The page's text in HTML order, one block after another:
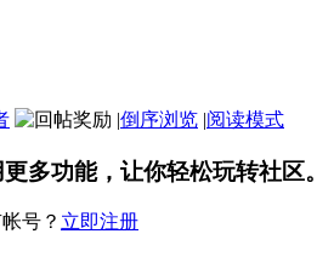
|倒序浏览 |阅读模式
多功能，让你轻松玩转社区。
号？ 立即注册